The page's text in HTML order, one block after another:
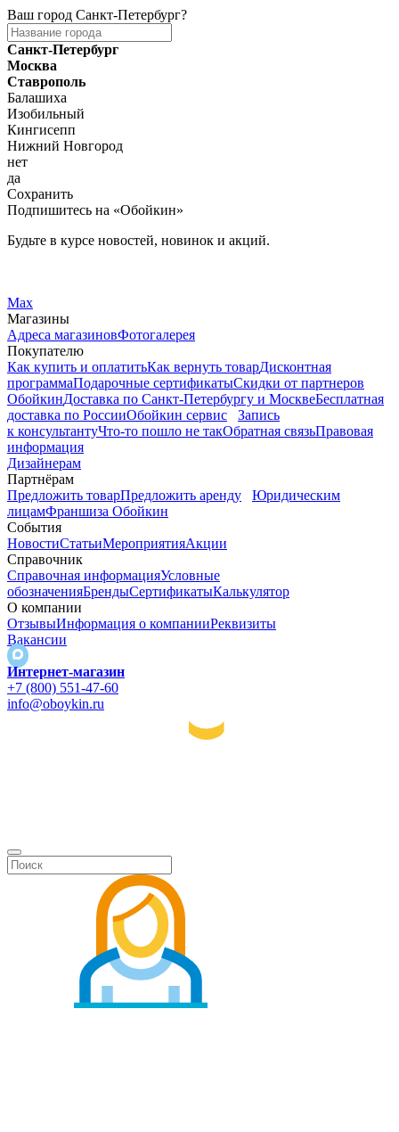
Ваш город Санкт-Петербург?
Санкт-Петербург
Москва
Ставрополь
Балашиха
Изобильный
Кингисепп
Нижний Новгород
нет
да
Сохранить
Подпишитесь на «Обойкин»
Будьте в курсе новостей, новинок и акций.
Max
Магазины
Адреса магазиновФотогалерея
Покупателю
Как купить и оплатитьКак вернуть товарДисконтная
программаПодарочные сертификатыСкидки от партнеров
ОбойкинДоставка по Санкт-Петербургу и МосквеБесплатная
доставка по РоссииОбойкин сервис
Запись
к консультантуЧто-то пошло не такОбратная связьПравовая
информация
Дизайнерам
Партнёрам
Предложить товарПредложить аренду
Юридическим
лицамФраншиза Обойкин
События
НовостиСтатьиМероприятияАкции
Справочник
Справочная информацияУсловные
обозначенияБрендыСертификатыКалькулятор
О компании
ОтзывыИнформация о компанииРеквизиты
Вакансии
Интернет-магазин
+7 (800) 551-47-60
info@oboykin.ru